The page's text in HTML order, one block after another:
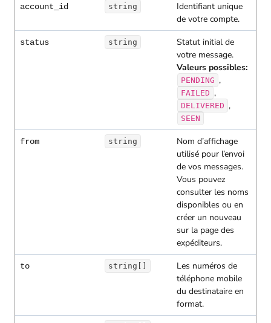
account_id string
Identifiant unique
de votre compte.
status string
Statut initial de
votre message.
Valeurs possibles:
PENDING ,
FAILED ,
DELIVERED ,
SEEN
from string
Nom d’affichage
utilisé pour l’envoi
de vos messages.
Vous pouvez
consulter les noms
disponibles ou en
créer un nouveau
sur la page des
expéditeurs.
to string[]
Les numéros de
téléphone mobile
du destinataire en
format.